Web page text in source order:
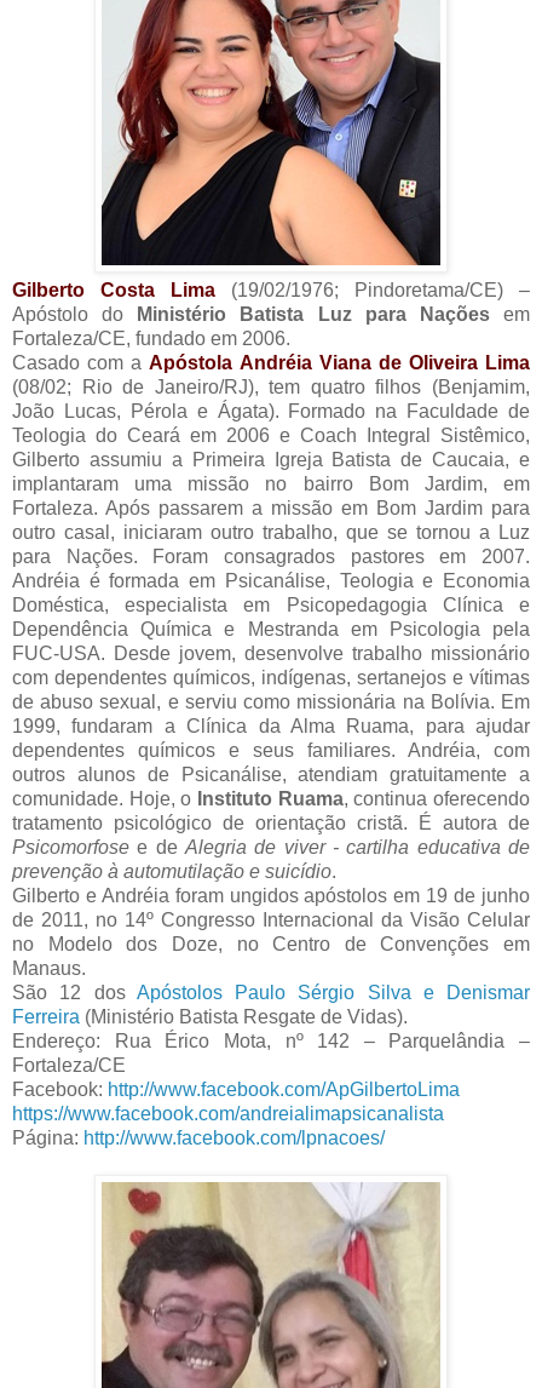
Gilberto Costa Lima (19/02/1976; Pindoretama/CE) –
Apóstolo do
Ministério Batista Luz para Naçõesem
Fortaleza/CE, fundado em 2006.
Casado com aApóstola Andréia Viana de Oliveira Lima
(08/02; Rio de Janeiro/RJ), tem quatro filhos (Benjamim,
João Lucas, Pérola e Ágata). Formado na Faculdade de
Teologia do Ceará em 2006 e Coach Integral Sistêmico,
Gilberto assumiu a Primeira Igreja Batista de Caucaia, e
implantaram uma missão no bairro Bom Jardim, em
Fortaleza. Após passarem a missão em Bom Jardim para
outro casal, iniciaram outro trabalho, que se tornou a Luz
para Nações. Foram consagrados pastores em 2007.
Andréia é formada em Psicanálise, Teologia e Economia
Doméstica, especialista em Psicopedagogia Clínica e
Dependência Química e Mestranda em Psicologia pela
FUC-USA. Desde jovem, desenvolve trabalho missionário
com dependentes químicos, indígenas, sertanejos e vítimas
de abuso sexual, e serviu como missionária na Bolívia. Em
1999, fundaram a Clínica da Alma Ruama, para ajudar
dependentes químicos e seus familiares. Andréia, com
outros alunos de Psicanálise, atendiam gratuitamente a
comunidade. Hoje, o Instituto Ruama, continua oferecendo
tratamento psicológico de orientação cristã. É autora de
Psicomorfose e deAlegria de viver - cartilha educativa de
prevenção à automutilação e suicídio.
Gilberto e Andréia foram ungidos apóstolos em 19 de junho
de 2011, no 14º Congresso Internacional da Visão Celular
no Modelo dos Doze, no Centro de Convenções em
Manaus.
São 12 dos Apóstolos Paulo Sérgio Silva e Denismar
Ferreira (Ministério Batista Resgate de Vidas).
Endereço: Rua Érico Mota, nº 142 – Parquelândia –
Fortaleza/CE
Facebook: http://www.facebook.com/ApGilbertoLima
https://www.facebook.com/andreialimapsicanalista
Página: http://www.facebook.com/lpnacoes/